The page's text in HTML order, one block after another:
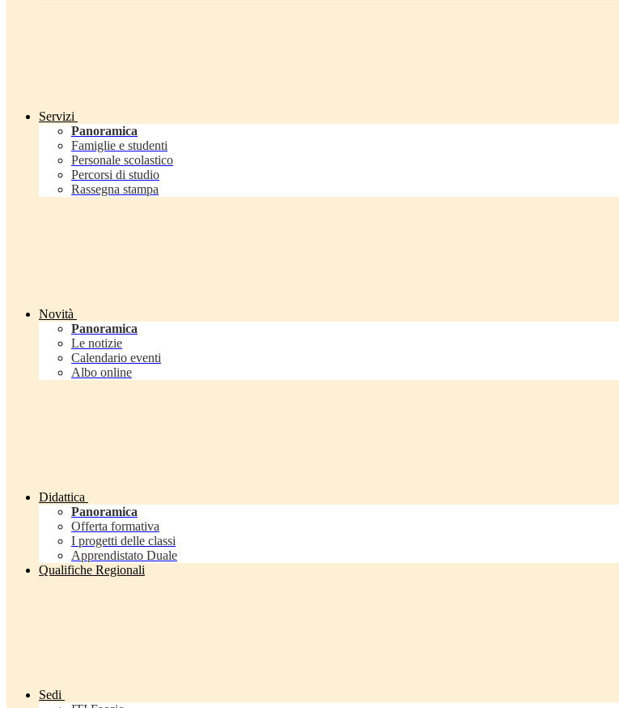
Servizi
Panoramica
Famiglie e studenti
Personale scolastico
Percorsi di studio
Rassegna stampa
Novità
Panoramica
Le notizie
Calendario eventi
Albo online
Didattica
Panoramica
Offerta formativa
I progetti delle classi
Apprendistato Duale
Qualifiche Regionali
Sedi